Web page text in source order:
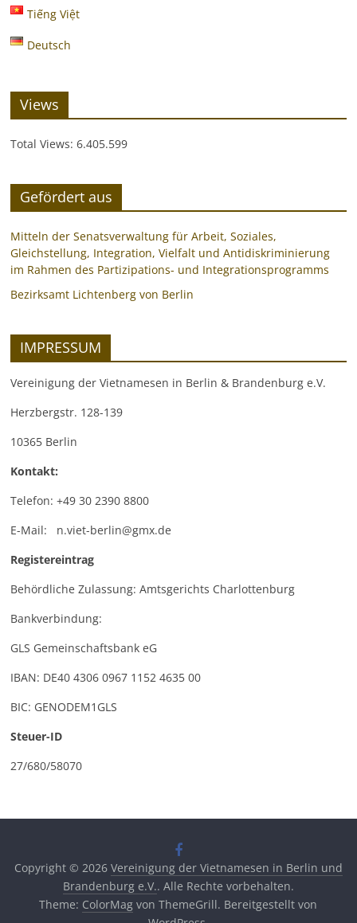
Tiếng Việt
Deutsch
Views
Total Views:6.405.599
Gefördert aus
Mitteln der Senatsverwaltung für Arbeit, Soziales,
Gleichstellung, Integration, Vielfalt und Antidiskriminierung
im Rahmen des Partizipations- und Integrationsprogramms
Bezirksamt Lichtenberg von Berlin
IMPRESSUM
Vereinigung der Vietnamesen in Berlin & Brandenburg e.V.
Herzbergstr. 128-139
10365 Berlin
Kontakt:
Telefon: +49 30 2390 8800
E-Mail: n.viet-berlin@gmx.de
Registereintrag
Behördliche Zulassung: Amtsgerichts Charlottenburg
Bankverbindung:
GLS Gemeinschaftsbank eG
IBAN: DE40 4306 0967 1152 4635 00
BIC: GENODEM1GLS
Steuer-ID
27/680/58070
Copyright © 2026 Vereinigung der Vietnamesen in Berlin und
Brandenburg e.V.. Alle Rechte vorbehalten.
Theme: ColorMag von ThemeGrill. Bereitgestellt von